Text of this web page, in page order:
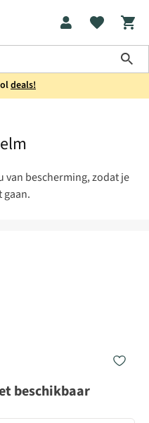
deals!
van bescherming, zodat je
beschikbaar